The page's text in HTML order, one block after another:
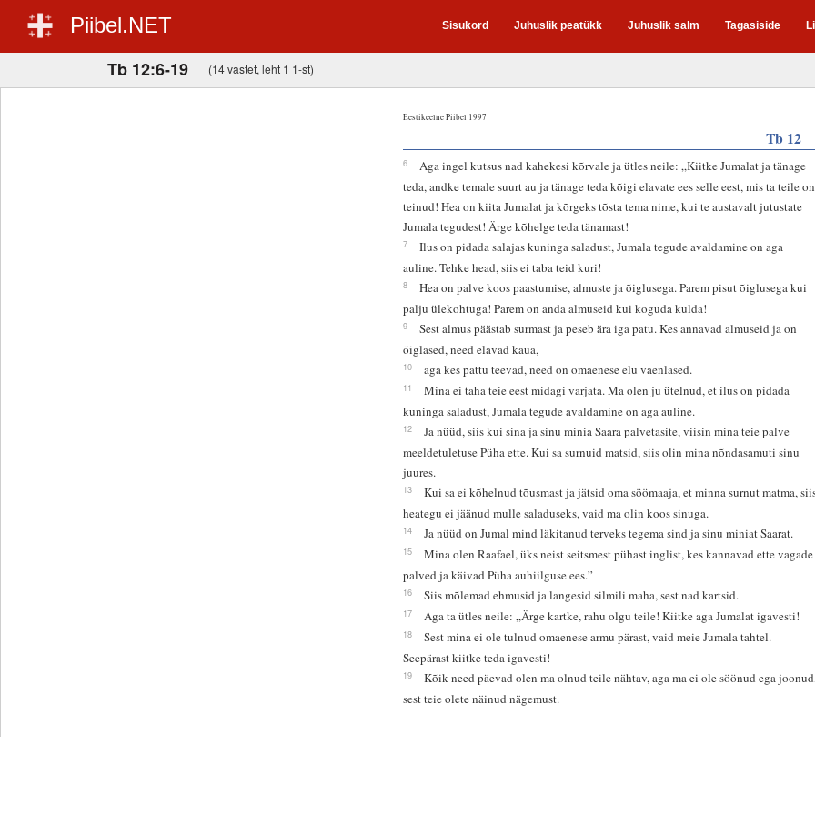
Piibel.NET Sisukord Juhuslik peatükk Juhuslik salm Tagasiside
Tb 12:6-19 (14 vastet, leht 1 1-st)
Eestikeelne Piibel 1997
Tb 12
6
Aga ingel kutsus nad kahekesi kõrvale ja ütles neile: „Kiitke Jumalat ja tänage
teda, andke temale suurt au ja tänage teda kõigi elavate ees selle eest, mis ta teile on
teinud! Hea on kiita Jumalat ja kõrgeks tõsta tema nime, kui te austavalt jutustate
Jumala tegudest! Ärge kõhelge teda tänamast!
7
Ilus on pidada salajas kuninga saladust, Jumala tegude avaldamine on aga
auline. Tehke head, siis ei taba teid kuri!
8
Hea on palve koos paastumise, almuste ja õiglusega. Parem pisut õiglusega kui
palju ülekohtuga! Parem on anda almuseid kui koguda kulda!
9
Sest almus päästab surmast ja peseb ära iga patu. Kes annavad almuseid ja on
õiglased, need elavad kaua,
10 aga kes pattu teevad, need on omaenese elu vaenlased.
11
Mina ei taha teie eest midagi varjata. Ma olen ju ütelnud, et ilus on pidada
kuninga saladust, Jumala tegude avaldamine on aga auline.
12
Ja nüüd, siis kui sina ja sinu minia Saara palvetasite, viisin mina teie palve
meeldetuletuse Püha ette. Kui sa surnuid matsid, siis olin mina nõndasamuti sinu
juures.
13
Kui sa ei kõhelnud tõusmast ja jätsid oma söömaaja, et minna surnut matma,
heategu ei jäänud mulle saladuseks, vaid ma olin koos sinuga.
14 Ja nüüd on Jumal mind läkitanud terveks tegema sind ja sinu miniat Saarat.
15
Mina olen Raafael, üks neist seitsmest pühast inglist, kes kannavad ette vagade
palved ja käivad Püha auhiilguse ees.”
16 Siis mõlemad ehmusid ja langesid silmili maha, sest nad kartsid.
17 Aga ta ütles neile: „Ärge kartke, rahu olgu teile! Kiitke aga Jumalat igavesti!
18
Sest mina ei ole tulnud omaenese armu pärast, vaid meie Jumala tahtel.
Seepärast kiitke teda igavesti!
19
Kõik need päevad olen ma olnud teile nähtav, aga ma ei ole söönud ega joonud,
sest teie olete näinud nägemust.